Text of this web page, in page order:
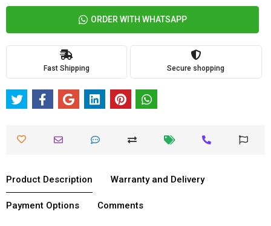
ORDER WITH WHATSAPP
Fast Shipping Secure shopping
Product Description Warranty and Delivery
Payment Options Comments